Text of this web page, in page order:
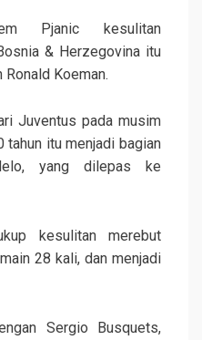
Pjanic kesulitan
& Herzegovina itu
Koeman.
Juventus pada musim
tahun itu menjadi bagian
yang dilepas ke
kesulitan merebut
28 kali, dan menjadi
Sergio Busquets,